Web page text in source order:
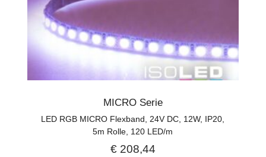
MICRO Serie
LED RGB MICRO Flexband, 24V DC, 12W, IP20,
5m Rolle, 120 LED/m
€208,44